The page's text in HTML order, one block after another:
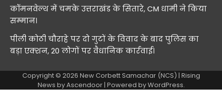
कॉमनवेल्थ में चमके उत्तराखंड के सितारे, CM धामी ने किया
सम्मान।
पीली कोठी चौराहे पर दो गुटों के विवाद के बाद पुलिस का
बड़ा एक्शन, 20 लोगों पर वैधानिक कार्रवाई।
Copyright © 2026 New Corbett Samachar (NCS) | Rising
News byAscendoor| Powered byWordPress.